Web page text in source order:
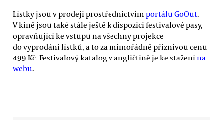
Lístky jsou v prodeji prostřednictvím portálu GoOut.
V kině jsou také stále ještě k dispozici festivalové pasy,
opravňující ke vstupu na všechny projekce
do vyprodání lístků, a to za mimořádně příznivou cenu
499 Kč. Festivalový katalog v angličtině je ke staženína
webu.